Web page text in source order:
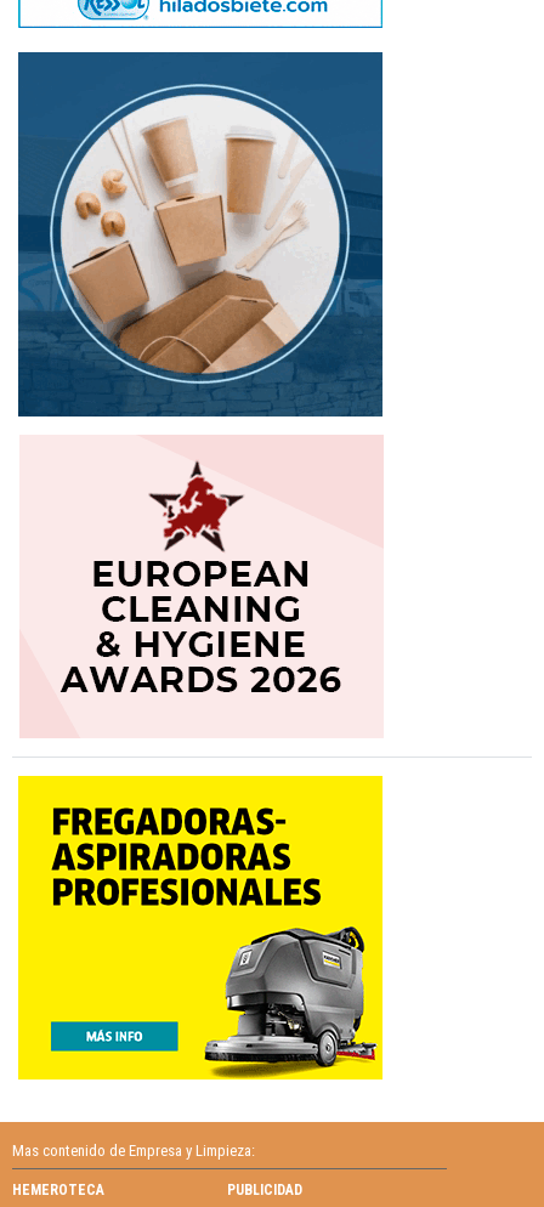
Mas contenido de Empresa y Limpieza:
HEMEROTECA PUBLICIDAD